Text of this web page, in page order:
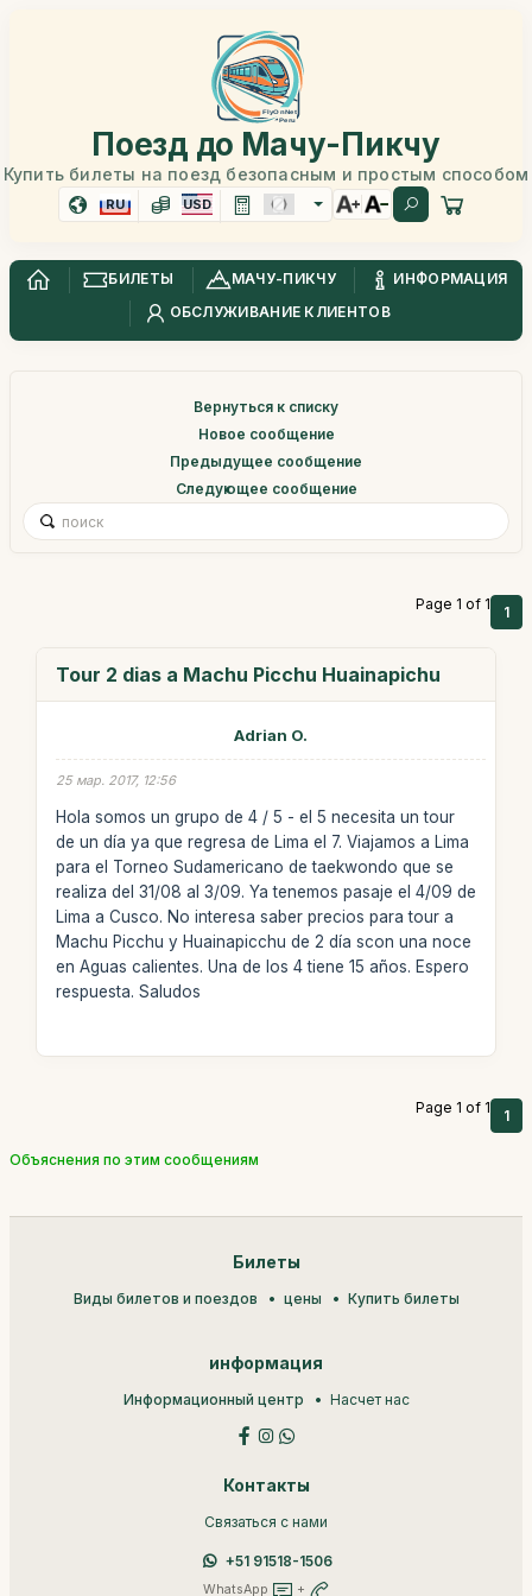
Поезд до Мачу-Пикчу
Купить билеты на поезд безопасным и простым способом
RU USD
БИЛЕТЫ МАЧУ-ПИКЧУ
ИНФОРМАЦИЯ
ОБСЛУЖИВАНИЕ КЛИЕНТОВ
Вернуться к списку
Новое сообщение
Предыдущее сообщение
Следующее сообщение
Page 1 of 1 1
Tour 2 dias a Machu Picchu Huainapichu
Adrian O.
25 мар. 2017, 12:56
Hola somos un grupo de 4 / 5 - el 5 necesita un tour
de un día ya que regresa de Lima el 7. Viajamos a Lima
para el Torneo Sudamericano de taekwondo que se
realiza del 31/08 al 3/09. Ya tenemos pasaje el 4/09 de
Lima a Cusco. No interesa saber precios para tour a
Machu Picchu y Huainapicchu de 2 día scon una noce
en Aguas calientes. Una de los 4 tiene 15 años. Espero
respuesta. Saludos
Page 1 of 1 1
Объяснения по этим сообщениям
Билеты
Виды билетов и поездов цены Купить билеты
информация
Информационный центр Насчет нас
Контакты
Связаться с нами
+51 91518-1506
WhatsApp +